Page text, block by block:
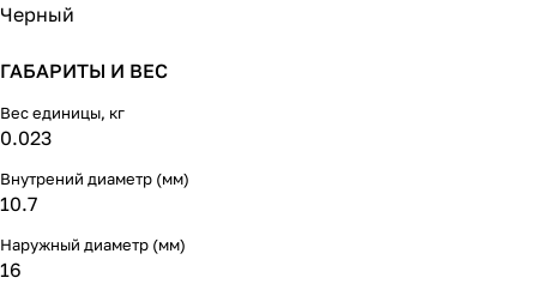
Черный
ГАБАРИТЫ И ВЕС
Вес единицы, кг
0.023
Внутрений диаметр (мм)
10.7
Наружный диаметр (мм)
16